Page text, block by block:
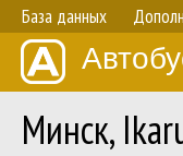
База данных
Минск,